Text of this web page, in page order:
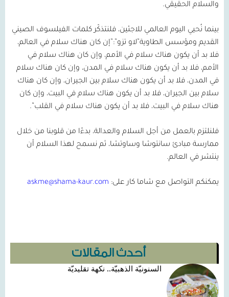
أحدث المقالات
السنونيّة الذهبيّة.. نكهة تقليديّة
والسلام الحقيقي.
بينما نُحيي اليوم العالمي للاجئين، فلنتذكّر كلمات الفيلسوف الصيني
القديم ومؤسس الطاوية”لاو تزو”:”إن كان هناك سلام في العالم،
فلا بد أن يكون هناك سلام في الأمم، وإن كان هناك سلام في
الأمم، فلا بد أن يكون هناك سلام في المدن، وإن كان هناك سلام
في المدن، فلا بد أن يكون هناك سلام بين الجيران، وإن كان هناك
سلام بين الجيران، فلا بد أن يكون هناك سلام في البيت، وإن كان
هناك سلام في البيت، فلا بد أن يكون هناك سلام في القلب”.
فلنلتزم بالعمل من أجل السلام والعدالة، بدءًا من قلوبنا من خلال
ممارسة مبادئ سانتوشا وساوتشا، ثم نسمح لهذا السلام أن
ينتشر في العالم.
يمكنكم التواصل مع شاما كار على: askme@shama-kaur.com